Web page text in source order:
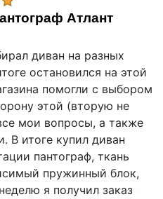
Атлант
диван на разных
остановился на этой
помогли с выбором
этой (вторую не
мои вопросы, а также
В итоге купил диван
пантограф, ткань
пружинный блок,
я получил заказ